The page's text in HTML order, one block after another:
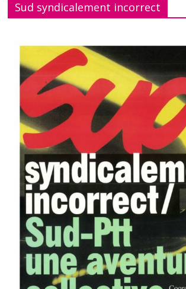
Sud syndicalement incorrect